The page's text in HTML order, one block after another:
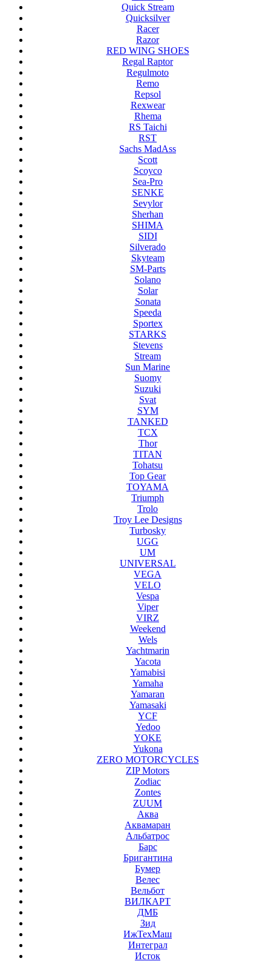
Quick Stream
Quicksilver
Racer
Razor
RED WING SHOES
Regal Raptor
Regulmoto
Remo
Repsol
Rexwear
Rhema
RS Taichi
RST
Sachs MadAss
Scott
Scoyco
Sea-Pro
SENKE
Sevylor
Sherhan
SHIMA
SIDI
Silverado
Skyteam
SM-Parts
Solano
Solar
Sonata
Speeda
Sportex
STARKS
Stevens
Stream
Sun Marine
Suomy
Suzuki
Svat
SYM
TANKED
TCX
Thor
TITAN
Tohatsu
Top Gear
TOYAMA
Triumph
Trolo
Troy Lee Designs
Turbosky
UGG
UM
UNIVERSAL
VEGA
VELO
Vespa
Viper
VIRZ
Weekend
Wels
Yachtmarin
Yacota
Yamabisi
Yamaha
Yamaran
Yamasaki
YCF
Yedoo
YOKE
Yukona
ZERO MOTORCYCLES
ZIP Motors
Zodiac
Zontes
ZUUM
Аква
Аквамаран
Альбатрос
Барс
Бригантина
Бумер
Велес
Вельбот
ВИЛКАРТ
ДМБ
Зид
ИжТехМаш
Интеграл
Исток